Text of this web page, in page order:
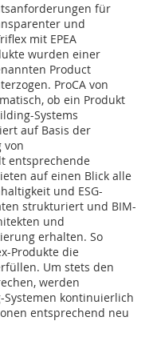
für
und
mit EPEA
wurden einer
Product
ProCA von
ob ein Produkt
Systems
auf Basis der
von
entsprechende
auf einen Blick alle
und ESG-
strukturiert und BIM-
und
erhalten. So
Produkte die
Um stets den
werden
kontinuierlich
entsprechend neu